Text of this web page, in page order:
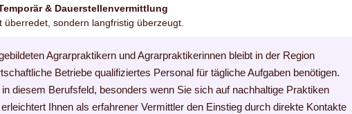
& Dauerstellenvermittlung
sondern langfristig überzeugt.
Agrarpraktikern und Agrarpraktikerinnen bleibt in der Region
Betriebe qualifiziertes Personal für tägliche Aufgaben benötigen.
diesem Berufsfeld, besonders wenn Sie sich auf nachhaltige Praktiken
Ihnen als erfahrener Vermittler den Einstieg durch direkte Kontakte